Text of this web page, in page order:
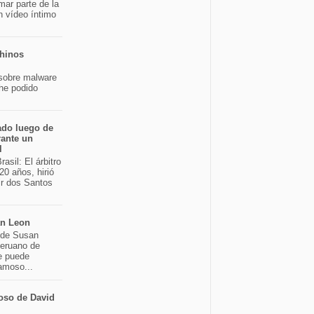
parte de la
vídeo íntimo
malware
podido
luego de
un
El árbitro
años, hirió
dos Santos
Leon
Susan
de
puede
de David